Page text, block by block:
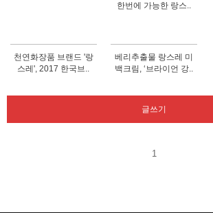
한번에 가능한 랑스..
천연화장품 브랜드 '랑
스레', 2017 한국브..
베리추출물 랑스레 미
백크림, ‘브라이언 강..
글쓰기
1